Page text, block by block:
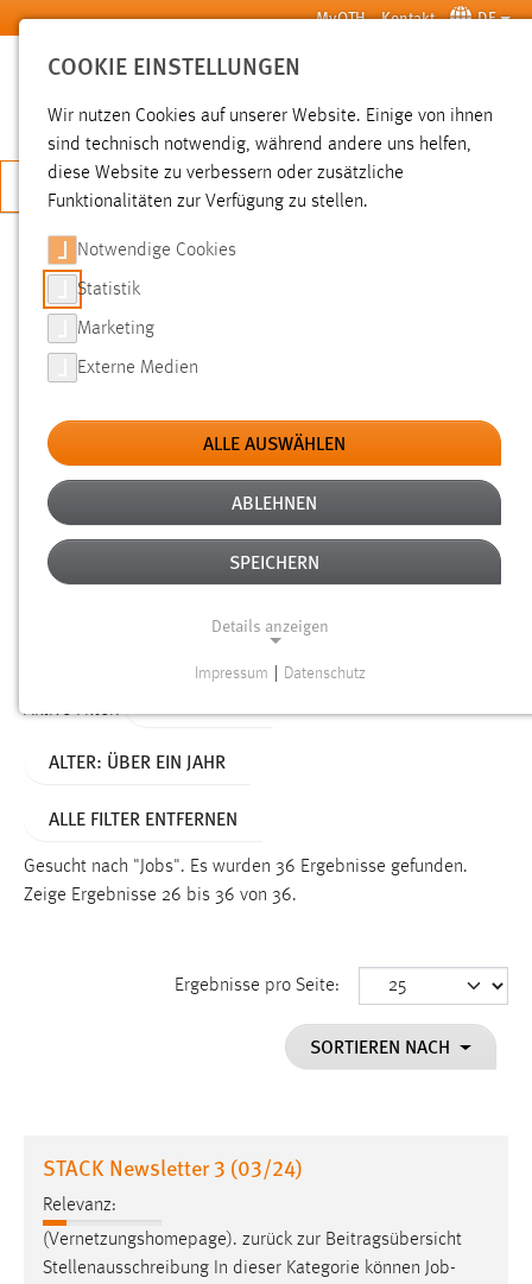
Zum Hauptinhalt springen MyOTH Kontakt DE
SUCHE
JETZT BEWERBEN
SUCHE
FILTER
Typ
Erstellungsdatum
Alter
Aktive Filter:
ALTER: ÜBER EIN JAHR
ALLE FILTER ENTFERNEN
Gesucht nach "Jobs". Es wurden 36 Ergebnisse gefunden.
Zeige Ergebnisse 26 bis 36 von 36.
Ergebnisse pro Seite:
SORTIEREN NACH
STACK Newsletter 3 (03/24)
Relevanz:
(Vernetzungshomepage). zurück zur Beitragsübersicht
Stellenausschreibung In dieser Kategorie können Job-
COOKIE EINSTELLUNGEN
Wir nutzen Cookies auf unserer Website. Einige von ihnen
sind technisch notwendig, während andere uns helfen,
diese Website zu verbessern oder zusätzliche
Funktionalitäten zur Verfügung zu stellen.
Notwendige Cookies
Statistik
Marketing
Externe Medien
ALLE AUSWÄHLEN
ABLEHNEN
SPEICHERN
Details anzeigen
Funktionen und sind für die einwandfreie Funktion der
Name:
Dieser Cookie speichert die ausgewählten Einverständnis-
Performance
Name:
staticfilecache
Zweck:
Impressum Datenschutz